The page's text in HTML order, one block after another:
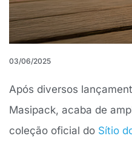
03/06/2025
Após diversos
Masipack, acaba de
coleção oficial do Sítio